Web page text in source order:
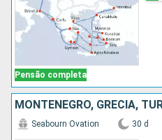
Pensão completa
Seabourn Ovation 30 d